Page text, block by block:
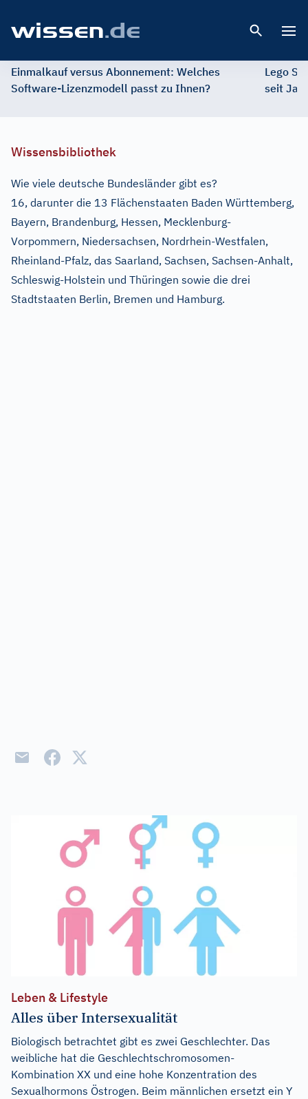
Einmalkauf versus Abonnement: Welches
Software-Lizenzmodell passt zu Ihnen?
Lego
seit
Wissensbibliothek
Wie viele deutsche Bundesländer gibt es?
16, darunter die 13 Flächenstaaten Baden Württemberg,
Bayern, Brandenburg, Hessen, Mecklenburg-
Vorpommern, Niedersachsen, Nordrhein-Westfalen,
Rheinland-Pfalz, das Saarland, Sachsen, Sachsen-Anhalt,
Schleswig-Holstein und Thüringen sowie die drei
Stadtstaaten Berlin, Bremen und Hamburg.
Leben & Lifestyle
Alles über Intersexualität
Biologisch betrachtet gibt es zwei Geschlechter. Das
weibliche hat die Geschlechtschromosomen-
Kombination XX und eine hohe Konzentration des
Sexualhormons Östrogen. Beim männlichen ersetzt ein Y